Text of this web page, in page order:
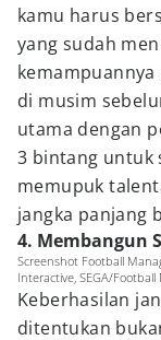
kamu harus
yang sudah
di musim
utama dengan
3 bintang untuk
memupuk
jangka panjang
4. Membangun
Screenshot Football
Interactive, SEGA/
Keberhasilan
ditentukan